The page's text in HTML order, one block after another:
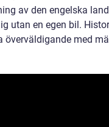
av den engelska
utan en egen bil.
överväldigande med